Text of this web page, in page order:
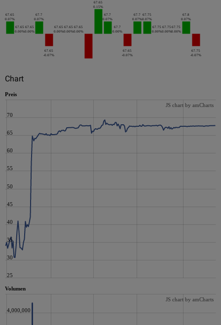
67.65
0.07%
67.65
0.00%
67.65
0.00%
67.7
0.07%
67.65
-0.07%
67.65
0.00%
67.65
0.00%
67.65
0.00%
67.65
0.15%
67.7
0.07%
67.7
0.00%
67.65
-0.07%
67.7
0.07%
67.75
0.07%
67.75
0.00%
67.75
0.00%
67.75
0.00%
67.8
0.07%
67.75
-0.07%
Chart
Preis
25
30
35
40
45
50
55
60
65
70
JS chart by amCharts
Volumen
4,000,000
JS chart by amCharts